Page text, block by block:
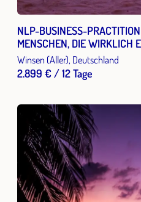
NLP-BUSINESS-
MENSCHEN, DIE WIRKLICH
MÖCHTEN.
Winsen (Aller), Deutschland
2.899 € / 12 Tage